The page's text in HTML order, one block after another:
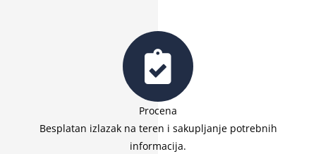
Procena
Besplatan izlazak na teren i sakupljanje potrebnih
informacija.